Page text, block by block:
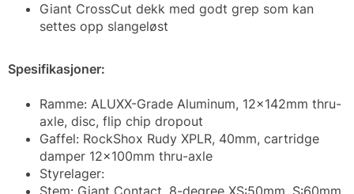
Giant CrossCut dekk med godt grep som kan
settes opp slangeløst
Spesifikasjoner:
Ramme: ALUXX-Grade Aluminum, 12x142mm thru-
axle, disc, flip chip dropout
Gaffel: RockShox Rudy XPLR, 40mm, cartridge
damper 12x100mm thru-axle
Styrelager:
Stem: Giant Contact, 8-degree XS:50mm, S:60mm,